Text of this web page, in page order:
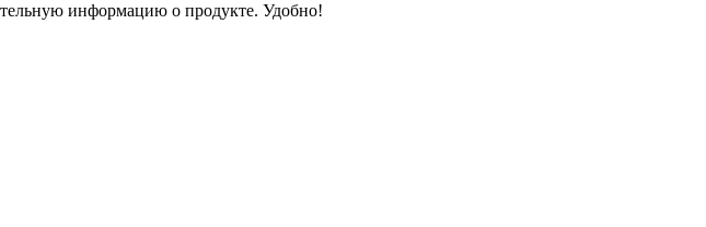
информацию о продукте. Удобно!